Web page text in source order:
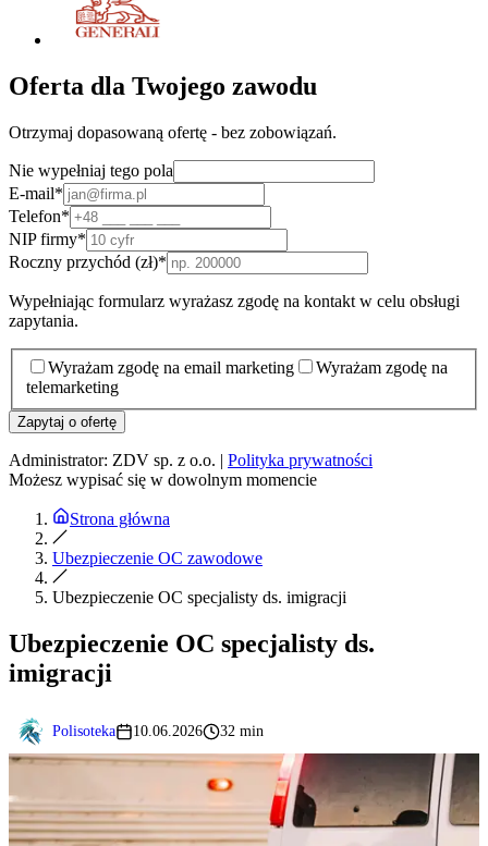
Oferta dla Twojego zawodu
Otrzymaj dopasowaną ofertę - bez zobowiązań.
Nie wypełniaj tego pola
E-mail*
Telefon*
NIP firmy*
Roczny przychód (zł)*
Wypełniając formularz wyrażasz zgodę na kontakt w celu obsługi
zapytania.
Wyrażam zgodę na email marketing
Wyrażam zgodę na
telemarketing
Zapytaj o ofertę
Administrator: ZDV sp. z o.o. | Polityka prywatności
Możesz wypisać się w dowolnym momencie
Strona główna
Ubezpieczenie OC zawodowe
Ubezpieczenie OC specjalisty ds. imigracji
Ubezpieczenie OC specjalisty ds.
imigracji
Polisoteka 10.06.2026 32 min